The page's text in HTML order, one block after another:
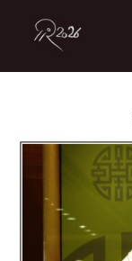
KONTAKT